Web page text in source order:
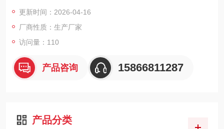
测及环境评估场景。
更新时间：2026-04-16
厂商性质：生产厂家
访问量：110
产品咨询 15866811287
产品分类